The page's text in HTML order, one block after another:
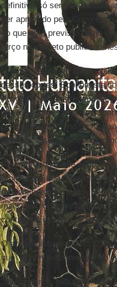
definitivo só será anunciado
ser aprovado pelo
do que está previsto como
terço no decreto publicado
O especialista em contas
desses cortes. Economista
Aplicada), ele escreveu hoje
que vir de mais impostos,
permanentes, como as
pensões e seguro-
Relembrando o que ocorreu
rápida com que o governo
os contingenciamentos de
mais cedo ou mais tarde os
contingenciamento "é muito
O economista manifestou
que "contingenciamento não
"Infelizmente, não vejo como